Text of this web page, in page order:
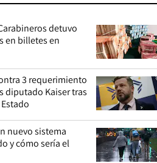
detuvo
en billetes en
3 requerimiento
diputado Kaiser tras
nuevo sistema
y cómo sería el